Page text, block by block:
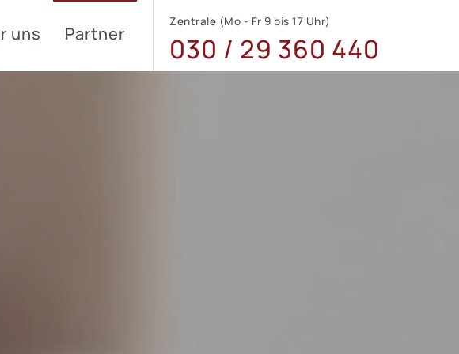
uns Partner
Zentrale (Mo - Fr 9 bis 17 Uhr)
030 / 29 360 440